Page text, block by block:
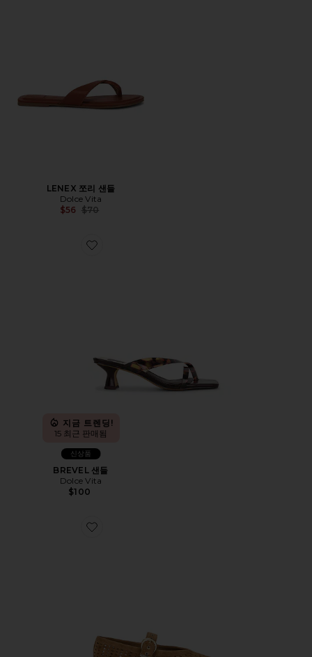
LENEX 쪼리 샌들
Dolce Vita
$56 Previous price:
$70
Favorite BREVEL 샌들
지금 트렌딩!
15 최근 판매됨
신상품
BREVEL 샌들
Dolce Vita
$100